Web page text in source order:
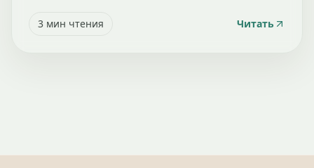
3 мин чтения Читать